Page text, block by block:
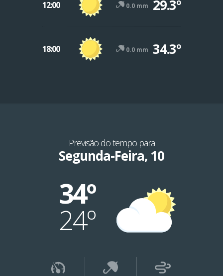
12:00 0.0 mm 29.3º
18:00 0.0 mm 34.3º
Previsão do tempo para
Segunda-Feira, 10
34º
24º